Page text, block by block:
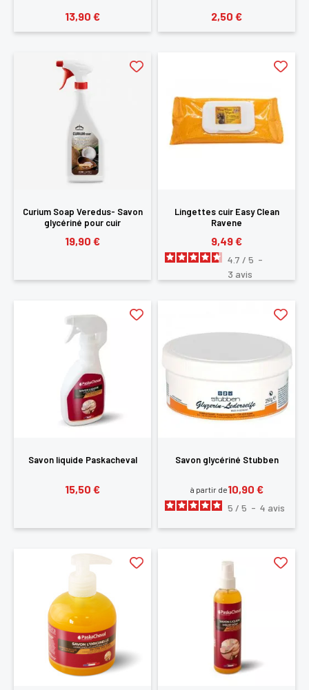
13,90 € 2,50 €
Curium Soap Veredus- Savon
glycériné pour cuir
19,90 €
Lingettes cuir Easy Clean
Ravene
9,49 €
4.7 / 5 -
3 avis
Savon liquide Paskacheval
15,50 €
Savon glycériné Stubben
à partir de10,90 €
5 / 5 - 4 avis
Vous devez être connecté pour enregistrer des
produits dans votre liste d'envie
ANNULER SE